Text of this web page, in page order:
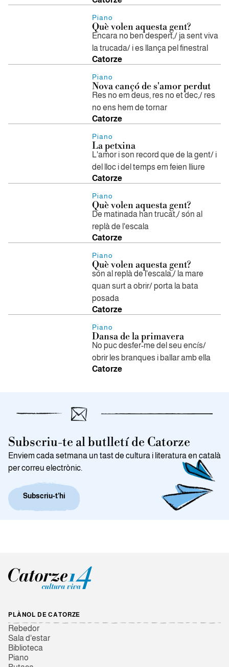
Piano
Què volen aquesta gent?
Encara no ben despert,/ ja sent viva
la trucada/ i es llança pel finestral
Catorze
Piano
Nova cançó de s'amor perdut
Res no em deus, res no et dec,/ res
no ens hem de tornar
Catorze
Piano
La petxina
L'amor i son record que de la gent/ i
del lloc i del temps em feien lliure
Catorze
Piano
Què volen aquesta gent?
De matinada han trucat,/ són al
replà de l'escala
Catorze
Piano
Què volen aquesta gent?
són al replà de l'escala,/ la mare
quan surt a obrir/ porta la bata
posada
Catorze
Piano
Dansa de la primavera
No puc desfer-me del seu encís/
obrir les branques i ballar amb ella
Catorze
Subscriu-te al butlletí de Catorze
Enviem cada setmana un tast de cultura i literatura en català
per correu electrònic.
Subscriu-t’hi
PLÀNOL DE CATORZE
Rebedor
Sala d'estar
Biblioteca
Piano